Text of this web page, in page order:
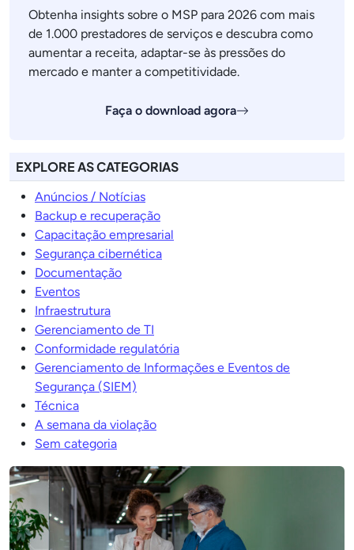
Obtenha insights sobre o MSP para 2026 com mais
de 1.000 prestadores de serviços e descubra como
aumentar a receita, adaptar-se às pressões do
mercado e manter a competitividade.
Faça o download agora
EXPLORE AS CATEGORIAS
Anúncios / Notícias
Backup e recuperação
Capacitação empresarial
Segurança cibernética
Documentação
Eventos
Infraestrutura
Gerenciamento de TI
Conformidade regulatória
Gerenciamento de Informações e Eventos de
Segurança (SIEM)
Técnica
A semana da violação
Sem categoria